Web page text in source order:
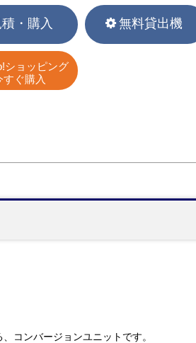
積・購入 無料貸出機
ショッピング
すぐ購入
コンバージョンユニットです。